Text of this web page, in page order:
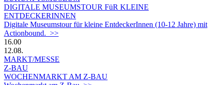
DIGITALE MUSEUMSTOUR FüR KLEINE
ENTDECKERINNEN
Digitale Museumstour für kleine EntdeckerInnen (10-12 Jahre) mit
Actionbound. >>
16.00
12.08.
MARKT/MESSE
Z-BAU
WOCHENMARKT AM Z-BAU